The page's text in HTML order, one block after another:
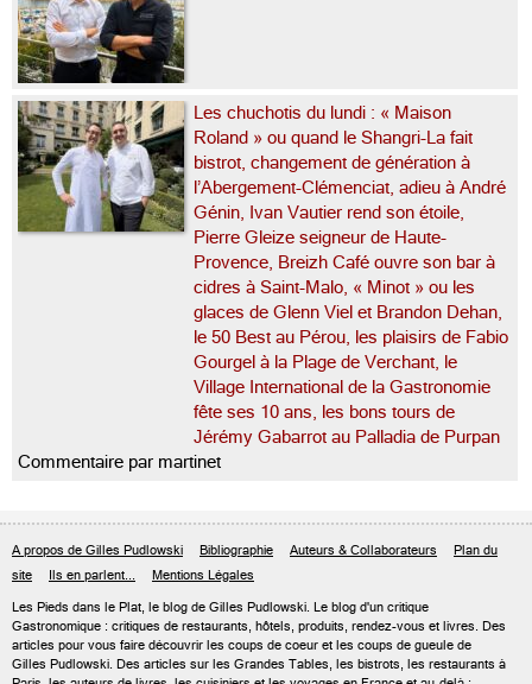
Les chuchotis du lundi : « Maison
Roland » ou quand le Shangri-La fait
bistrot, changement de génération à
l’Abergement-Clémenciat, adieu à André
Génin, Ivan Vautier rend son étoile,
Pierre Gleize seigneur de Haute-
Provence, Breizh Café ouvre son bar à
cidres à Saint-Malo, « Minot » ou les
glaces de Glenn Viel et Brandon Dehan,
le 50 Best au Pérou, les plaisirs de Fabio
Gourgel à la Plage de Verchant, le
Village International de la Gastronomie
fête ses 10 ans, les bons tours de
Jérémy Gabarrot au Palladia de Purpan
Commentaire par martinet
A propos de Gilles Pudlowski Bibliographie Auteurs & Collaborateurs
Plan du
site
Ils en parlent... Mentions Légales
Les Pieds dans le Plat, le blog de Gilles Pudlowski. Le blog d'un critique
Gastronomique : critiques de restaurants, hôtels, produits, rendez-vous et livres. Des
articles pour vous faire découvrir les coups de coeur et les coups de gueule de
Gilles Pudlowski. Des articles sur les Grandes Tables, les bistrots, les restaurants à